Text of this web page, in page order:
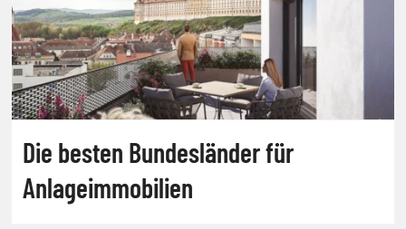
Die besten Bundesländer für
Anlageimmobilien